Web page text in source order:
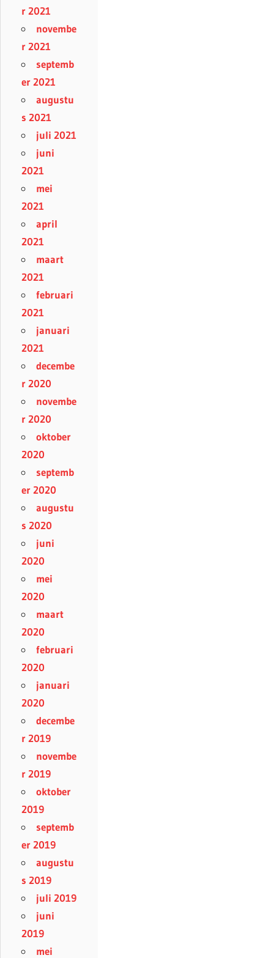
r 2021
novembe
r 2021
septemb
er 2021
augustu
s 2021
juli 2021
juni
2021
mei
2021
april
2021
maart
2021
februari
2021
januari
2021
decembe
r 2020
novembe
r 2020
oktober
2020
septemb
er 2020
augustu
s 2020
juni
2020
mei
2020
maart
2020
februari
2020
januari
2020
decembe
r 2019
novembe
r 2019
oktober
2019
septemb
er 2019
augustu
s 2019
juli 2019
juni
2019
mei